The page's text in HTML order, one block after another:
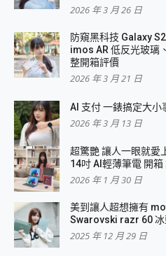
2026 年 3 月 26 日
防窺黑科技 Galaxy
imos AR 低反光玻璃
整開箱評價
2026 年 3 月 21 日
AI 支付 一錶搞定大小
2026 年 3 月 13 日
超驚艷 讓人一眼就愛
14吋 AI輕薄筆電 開箱
2026 年 1 月 30 日
美到讓人超想擁有
Swarovski razr 60 冰
2025 年 12 月 29 日